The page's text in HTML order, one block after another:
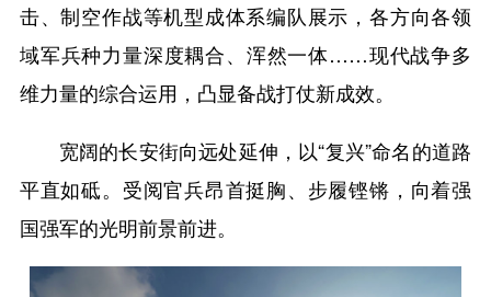
击、制空作战等机型成体系编队展示，各方向各领
域军兵种力量深度耦合、浑然一体……现代战争多
维力量的综合运用，凸显备战打仗新成效。
宽阔的长安街向远处延伸，以“复兴”命名的道路
平直如砥。受阅官兵昂首挺胸、步履铿锵，向着强
国强军的光明前景前进。